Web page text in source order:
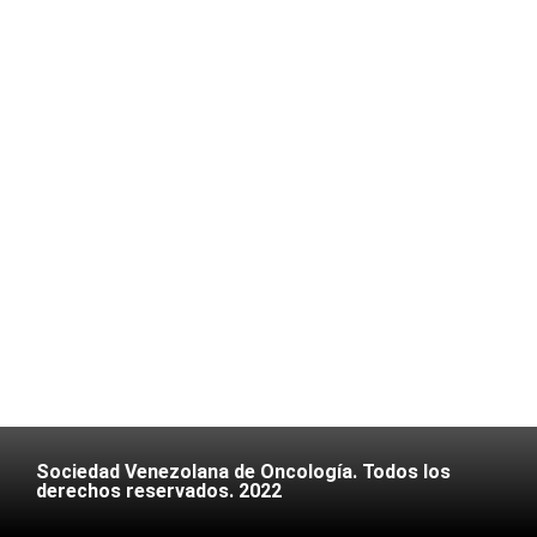
Sociedad Venezolana de Oncología. Todos los
derechos reservados. 2022